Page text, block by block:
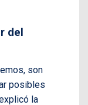
del
son
posibles
la